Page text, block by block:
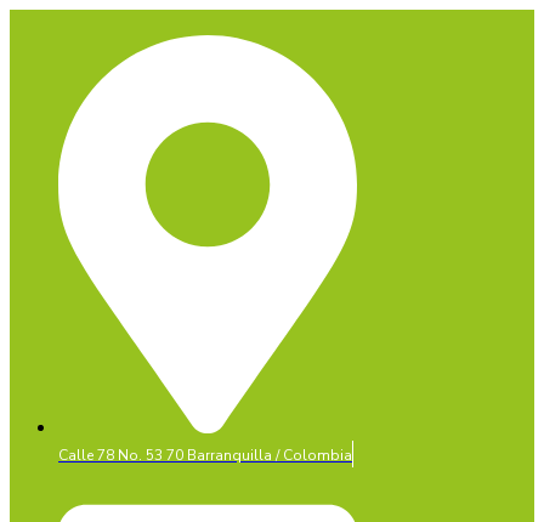
Calle 78 No. 53 70 Barranquilla / Colombia